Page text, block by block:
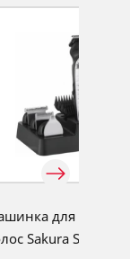
для
Sakura SA-